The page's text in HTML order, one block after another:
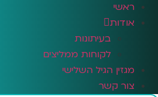
ראשי
אודות
בעיתונות
לקוחות ממליצים
מגזין הגיל השלישי
צור קשר